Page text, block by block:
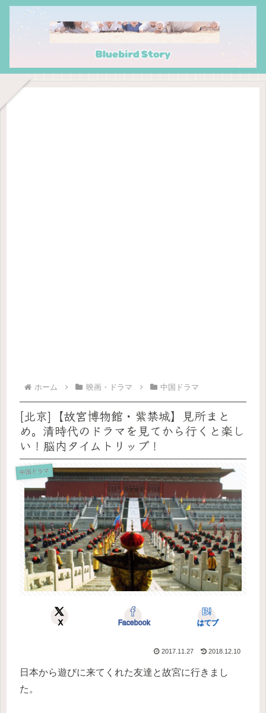
ホーム 映画・ドラマ 中国ドラマ
[北京]【故宮博物館・紫禁城】見所まと
め。清時代のドラマを見てから行くと楽し
い！脳内タイムトリップ！
中国ドラマ
X Facebook はてブ
2017.11.27 2018.12.10
日本から遊びに来てくれた友達と故宮に行きまし
た。